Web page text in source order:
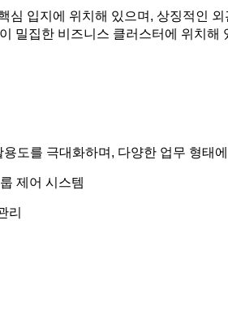
심 입지에 위치해 있으며, 상징적인
밀집한 비즈니스 클러스터에 위치
도를 극대화하며, 다양한 업무 형태
제어 시스템
리